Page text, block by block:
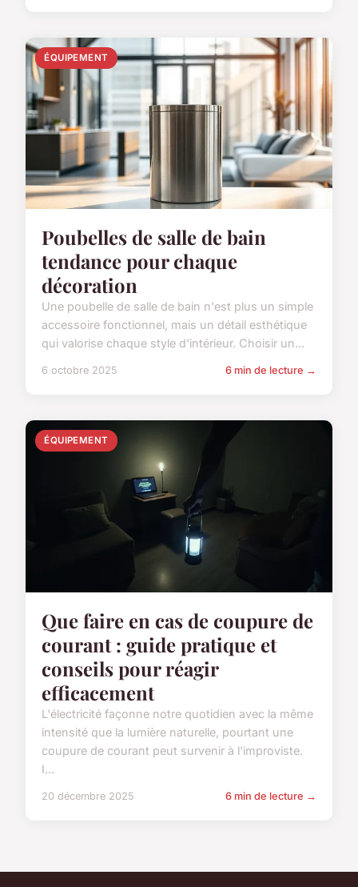
ÉQUIPEMENT
Poubelles de salle de bain
tendance pour chaque
décoration
Une poubelle de salle de bain n'est plus un simple
accessoire fonctionnel, mais un détail esthétique
qui valorise chaque style d'intérieur. Choisir un...
6 octobre 2025 6 min de lecture →
ÉQUIPEMENT
Que faire en cas de coupure de
courant : guide pratique et
conseils pour réagir
efficacement
L'électricité façonne notre quotidien avec la même
intensité que la lumière naturelle, pourtant une
coupure de courant peut survenir à l'improviste.
I...
20 décembre 2025 6 min de lecture →